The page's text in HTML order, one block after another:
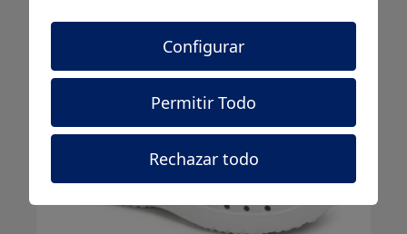
Configurar
Permitir Todo
Rechazar todo